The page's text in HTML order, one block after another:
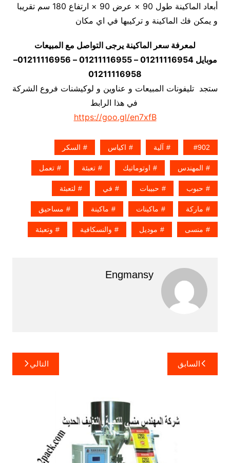
أبعاد الماكينة طول 90 × عرض 90 × ارتفاع 180 سم تقريبا
و يمكن فك الماكينة و تركيبها في اي مكان
لمعرفة سعر الماكينة يرجى التواصل مع المبيعات
موبايل 01211116954 – 01211116955 – 01211116956–
01211116958
ستجد تليفونات المبيعات و عناوين و لوكيشنات فروع الشركة
في هذا الرابط
https://goo.gl/en7xfB
902 آلية اكياس السكر
المهندس اوتوماتيك تعبئة تعمل
حبوب حبيبات في لتعبئة
ماركة ماكينات ماكينة مساحيق
منسى موديل والنسكافية وتعبئة
Engmansy
تصفّح
المقالات
السابق التالي